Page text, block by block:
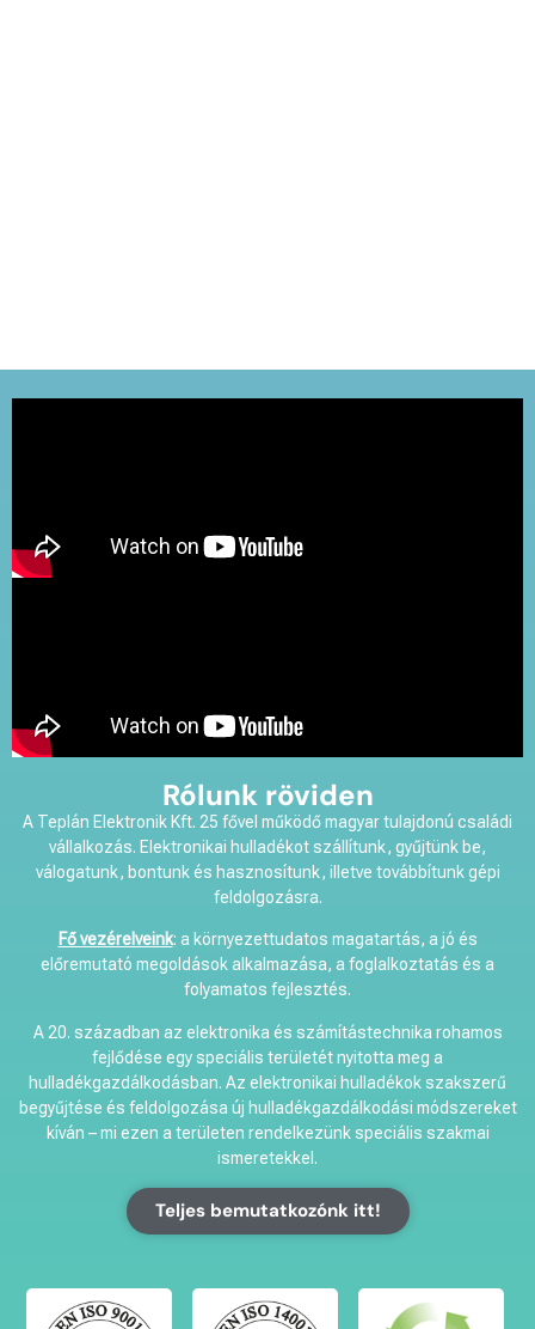
Rólunk röviden
A Teplán Elektronik Kft. 25 fővel működő magyar tulajdonú családi
vállalkozás. Elektronikai hulladékot szállítunk, gyűjtünk be,
válogatunk, bontunk és hasznosítunk, illetve továbbítunk gépi
feldolgozásra.
Fő vezérelveink: a környezettudatos magatartás, a jó és
előremutató megoldások alkalmazása, a foglalkoztatás és a
folyamatos fejlesztés.
A 20. században az elektronika és számítástechnika rohamos
fejlődése egy speciális területét nyitotta meg a
hulladékgazdálkodásban. Az elektronikai hulladékok szakszerű
begyűjtése és feldolgozása új hulladékgazdálkodási módszereket
kíván – mi ezen a területen rendelkezünk speciális szakmai
ismeretekkel.
Teljes bemutatkozónk itt!